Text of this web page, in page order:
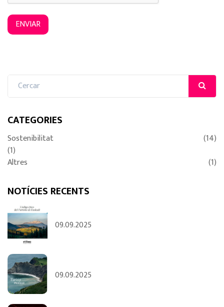
ENVIAR
CATEGORIES
Sostenibilitat
(14)
(1)
Altres
(1)
NOTÍCIES RECENTS
09.09.2025
09.09.2025